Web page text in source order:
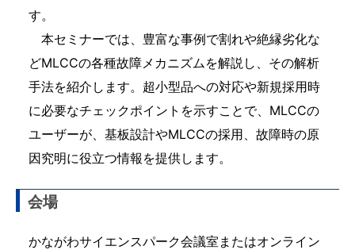
す。
本セミナーでは、豊富な事例で割れや絶縁劣化な
どMLCCの各種故障メカニズムを解説し、その解析
手法を紹介します。超小型品への対応や新規採用時
に必要なチェックポイントを示すことで、MLCCの
ユーザーが、基板設計やMLCCの採用、故障時の原
因究明に役立つ情報を提供します。
会場
かながわサイエンスパーク会議室またはオンライン